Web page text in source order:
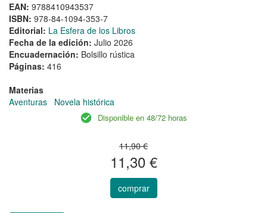
EAN: 9788410943537
ISBN: 978-84-1094-353-7
Editorial: La Esfera de los Libros
Fecha de la edición: Julio 2026
Encuadernación: Bolsillo rústica
Páginas: 416
Materias
Aventuras
Novela histórica
Disponible en 48/72 horas
11,90 €
11,30 €
comprar